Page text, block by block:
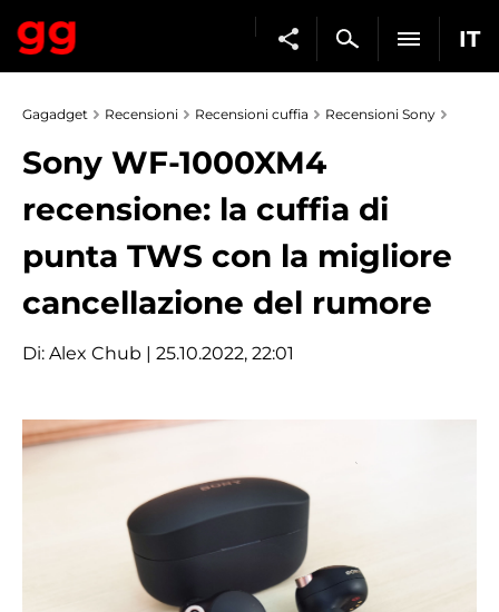
IT
Gagadget Recensioni Recensioni cuffia Recensioni Sony
Sony WF-1000XM4
recensione: la cuffia di
punta TWS con la migliore
cancellazione del rumore
Di: Alex Chub | 25.10.2022, 22:01